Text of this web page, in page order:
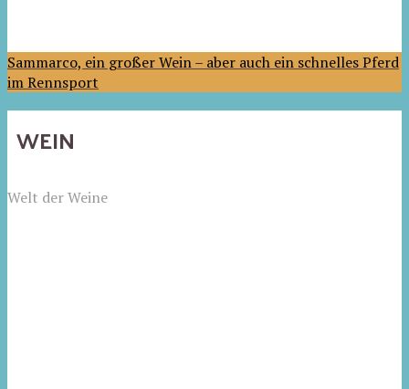
Sammarco, ein großer Wein – aber auch ein schnelles Pferd
im Rennsport
WEIN
Welt der Weine